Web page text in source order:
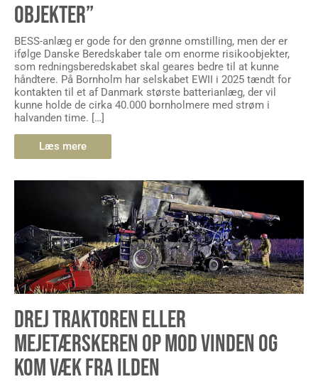
OBJEKTER”
BESS-anlæg er gode for den grønne omstilling, men der er
ifølge Danske Beredskaber tale om enorme risikoobjekter,
som redningsberedskabet skal geares bedre til at kunne
håndtere. På Bornholm har selskabet EWII i 2025 tændt for
kontakten til et af Danmark største batterianlæg, der vil
kunne holde de cirka 40.000 bornholmere med strøm i
halvanden time. […]
Læs mere
DREJ TRAKTOREN ELLER
MEJETÆRSKEREN OP MOD VINDEN OG
KOM VÆK FRA ILDEN